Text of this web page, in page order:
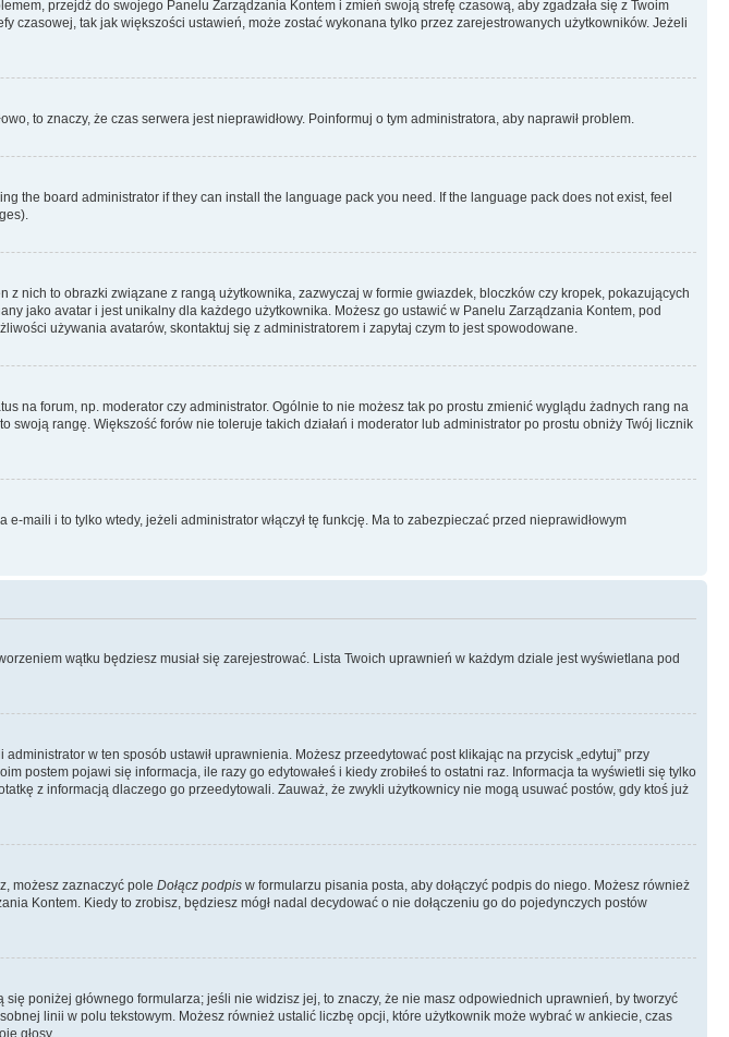
przejdź do swojego Panelu Zarządzania Kontem i zmień swoją strefę czasową, aby zgadzała się z Twoim
tak jak większości ustawień, może zostać wykonana tylko przez zarejestrowanych użytkowników. Jeżeli
to znaczy, że czas serwera jest nieprawidłowy. Poinformuj o tym administratora, aby naprawił problem.
the board administrator if they can install the language pack you need. If the language pack does not exist, feel
nich to obrazki związane z rangą użytkownika, zazwyczaj w formie gwiazdek, bloczków czy kropek, pokazujących
jako avatar i jest unikalny dla każdego użytkownika. Możesz go ustawić w Panelu Zarządzania Kontem, pod
używania avatarów, skontaktuj się z administratorem i zapytaj czym to jest spowodowane.
na forum, np. moderator czy administrator. Ogólnie to nie możesz tak po prostu zmienić wyglądu żadnych rang na
rangę. Większość forów nie toleruje takich działań i moderator lub administrator po prostu obniży Twój licznik
maili i to tylko wtedy, jeżeli administrator włączył tę funkcję. Ma to zabezpieczać przed nieprawidłowym
wątku będziesz musiał się zarejestrować. Lista Twoich uprawnień w każdym dziale jest wyświetlana pod
w ten sposób ustawił uprawnienia. Możesz przeedytować post klikając na przycisk „edytuj” przy
postem pojawi się informacja, ile razy go edytowałeś i kiedy zrobiłeś to ostatni raz. Informacja ta wyświetli się tylko
z informacją dlaczego go przeedytowali. Zauważ, że zwykli użytkownicy nie mogą usuwać postów, gdy ktoś już
możesz zaznaczyć pole Dołącz podpis w formularzu pisania posta, aby dołączyć podpis do niego. Możesz również
Kontem. Kiedy to zrobisz, będziesz mógł nadal decydować o nie dołączeniu go do pojedynczych postów
poniżej głównego formularza; jeśli nie widzisz jej, to znaczy, że nie masz odpowiednich uprawnień, by tworzyć
linii w polu tekstowym. Możesz również ustalić liczbę opcji, które użytkownik może wybrać w ankiecie, czas
głosy.